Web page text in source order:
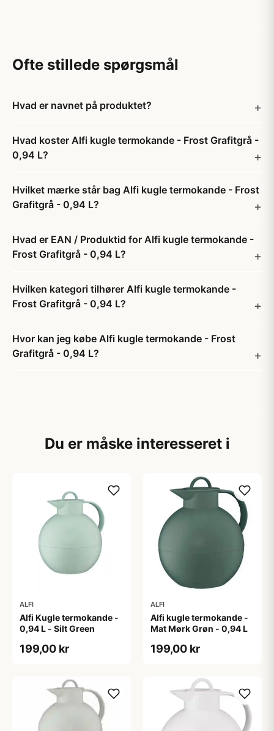
Ofte stillede spørgsmål
Hvad er navnet på produktet?
Hvad koster Alfi kugle termokande - Frost Grafitgrå -
0,94 L?
Hvilket mærke står bag Alfi kugle termokande - Frost
Grafitgrå - 0,94 L?
Hvad er EAN / Produktid for Alfi kugle termokande -
Frost Grafitgrå - 0,94 L?
Hvilken kategori tilhører Alfi kugle termokande -
Frost Grafitgrå - 0,94 L?
Hvor kan jeg købe Alfi kugle termokande - Frost
Grafitgrå - 0,94 L?
Du er måske interesseret i
ALFI
Alfi Kugle termokande -
0,94 L - Silt Green
199,00 kr
ALFI
Alfi kugle termokande -
Mat Mørk Grøn - 0,94 L
199,00 kr